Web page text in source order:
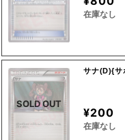
在庫なし
SOLD OUT
サナ(D){サ
¥200
在庫なし